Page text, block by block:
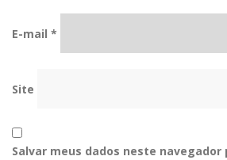
E-mail *
Site
Salvar meus dados neste navegador